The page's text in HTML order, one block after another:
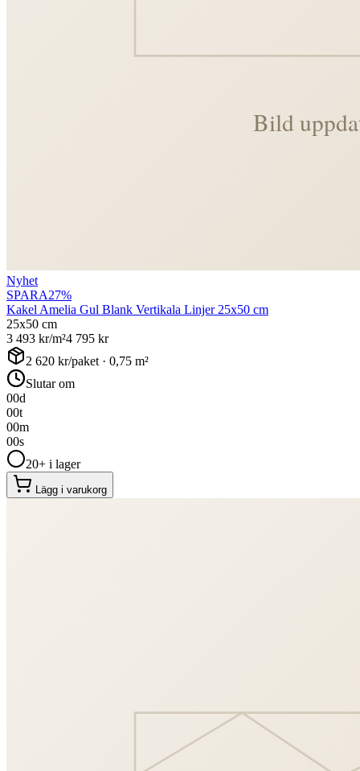
Nyhet
SPARA27%
Kakel Amelia Gul Blank Vertikala Linjer 25x50 cm
25x50 cm
3 493 kr/m²4 795 kr
2 620 kr/paket · 0,75 m²
Slutar om
00d
00t
00m
00s
20+ i lager
Lägg i varukorg